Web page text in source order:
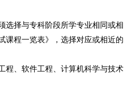
择与专科阶段所学专业相同或相
课程一览表》，选择对应或相近的
、软件工程、计算机科学与技术